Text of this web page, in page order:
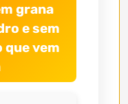
grana
e sem
que vem